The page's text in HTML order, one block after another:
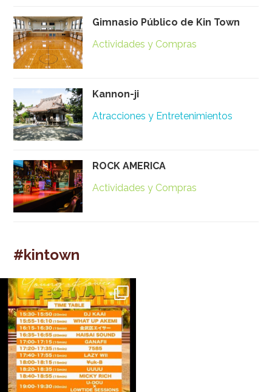
Gimnasio Público de Kin Town
Actividades y Compras
Kannon-ji
Atracciones y Entretenimientos
ROCK AMERICA
Actividades y Compras
#kintown